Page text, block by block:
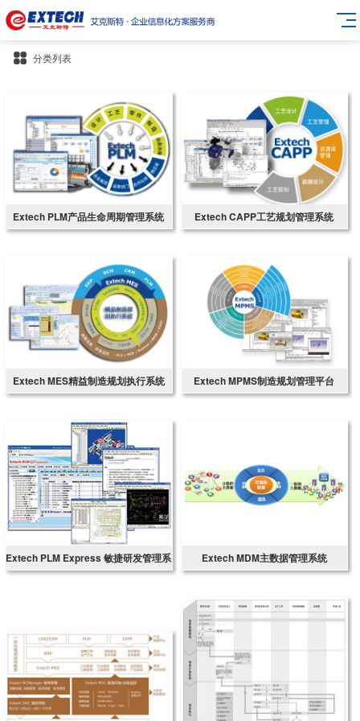
分类列表
Extech PLM产品生命周期管理系统 Extech CAPP工艺规划管理系统
Extech MES精益制造规划执行系统 Extech MPMS制造规划管理平台
Extech PLM Express 敏捷研发管理系
Extech MDM主数据管理系统